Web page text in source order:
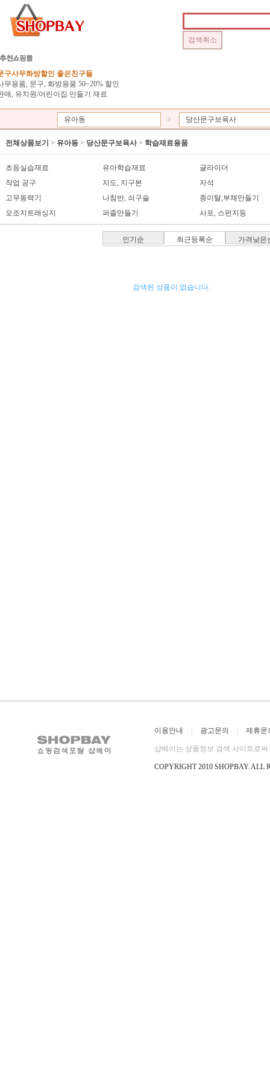
구사무화방할인 좋은친구들
무용품, 문구, 화방용품 50~20% 할인
매, 유치원/어린이집 만들기 재료
유아동 > 당산문구보육사
전체상품보기 > 유아동 > 당산문구보육사> 학습재료용품
초등실습재료 유아학습재료
글라이더
작업 공구
지도, 지구본
자석
고무동력기
나침반, 쇠구슬
종이탈,부채만들기
모조지트레싱지
퍼즐만들기 사포, 스펀지등
인기순 최근등록순 가격낮은
검색된 상품이 없습니다.
이용안내 광고문의 제휴문
샵베이는 상품정보 검색 사이트로
COPYRIGHT 2010 SHOPBAY. ALL